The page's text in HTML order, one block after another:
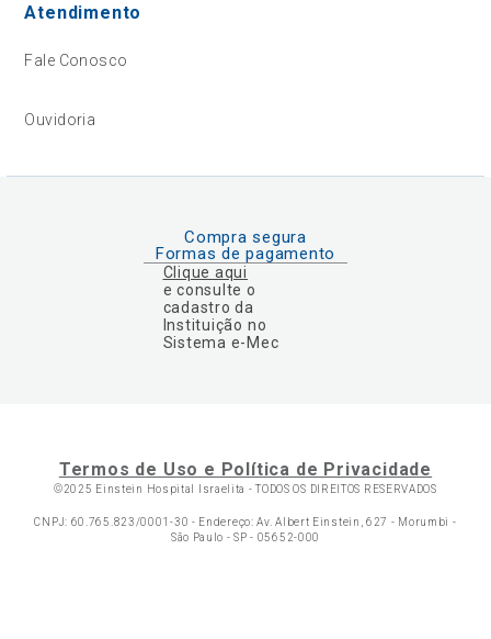
Atendimento
Fale Conosco
Ouvidoria
Compra segura
Formas de pagamento
Clique aqui
e consulte o
cadastro da
Instituição no
Sistema e-Mec
Termos de Uso e Política de Privacidade
©2025 Einstein Hospital Israelita -TODOS OS DIREITOS RESERVADOS
CNPJ: 60.765.823/0001-30 - Endereço: Av. Albert Einstein, 627 - Morumbi -
São Paulo - SP - 05652-000